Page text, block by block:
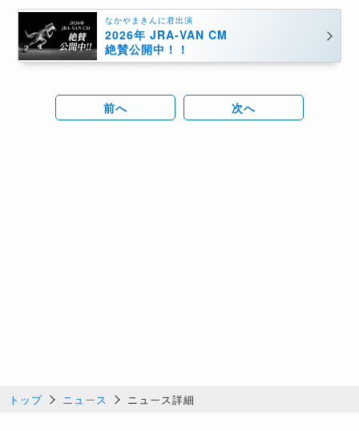
なかやまきんに君出演
2026年 JRA-VAN CM
絶賛公開中！！
前へ 次へ
トップ ニュース ニュース詳細